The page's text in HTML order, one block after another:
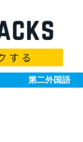
第二外国語